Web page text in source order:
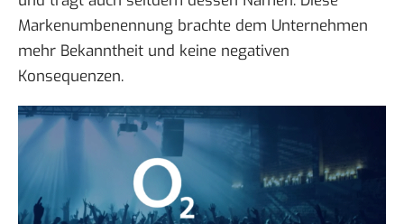
Markenumbenennung brachte dem Unternehmen
mehr Bekanntheit und keine negativen
Konsequenzen.